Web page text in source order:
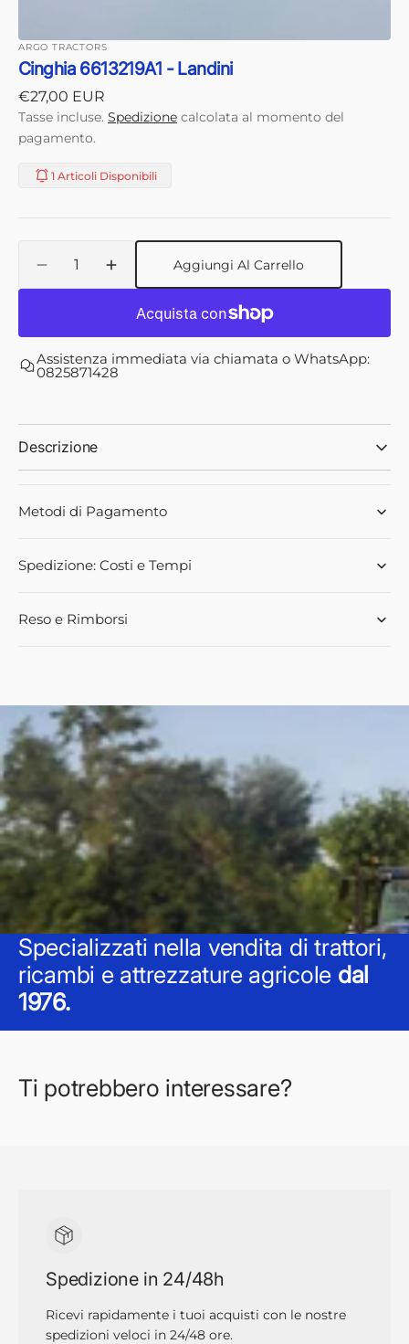
ARGO TRACTORS
Cinghia 6613219A1 - Landini
Prezzo
di
listino
€27,00 EUR
Tasse incluse. Spedizione calcolata al momento del
pagamento.
1 Articoli Disponibili
Diminuisci
quantità
6613219A1
-
Aumenta
quantità
6613219A1
-
Aggiungi Al Carrello
Assistenza immediata via chiamata o WhatsApp:
0825871428
Descrizione
Metodi di Pagamento
Spedizione: Costi e Tempi
Reso e Rimborsi
Specializzati nella vendita di trattori,
ricambi e attrezzature agricole dal
1976.
Ti potrebbero interessare?
Spedizione in 24/48h
Ricevi rapidamente i tuoi acquisti con le nostre
spedizioni veloci in 24/48 ore.